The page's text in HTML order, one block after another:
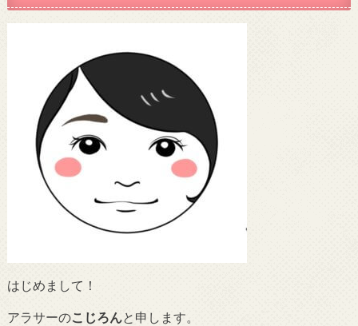
はじめまして！
アラサーのこじろんと申します。